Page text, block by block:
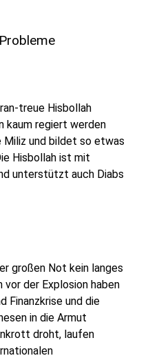
treue Hisbollah
kaum regiert werden
Miliz und bildet so etwas
Hisbollah ist mit
unterstützt auch Diabs
großen Not kein langes
der Explosion haben
Finanzkrise und die
in die Armut
droht, laufen